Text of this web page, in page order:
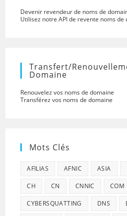
Devenir revendeur de noms de
Utilisez notre API de revente noms de
Transfert/
Domaine
Renouvelez vos noms de domaine
Transférez vos noms de domaine
Mots Clés
AFILIAS AFNIC ASIA
CH CN CNNIC COM
CYBERSQUATTING DNS